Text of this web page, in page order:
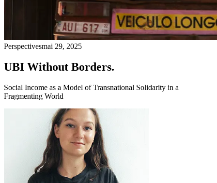
Perspectivesmai 29, 2025
UBI Without Borders.
Social Income as a Model of Transnational Solidarity in a
Fragmenting World